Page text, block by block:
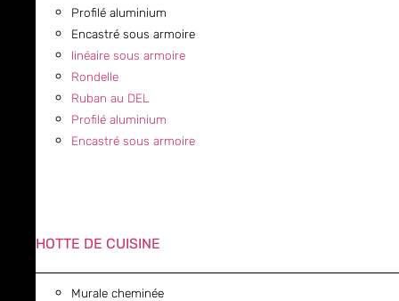
Profilé aluminium
Encastré sous armoire
linéaire sous armoire
Rondelle
Ruban au DEL
Profilé aluminium
Encastré sous armoire
HOTTE DE CUISINE
Murale cheminée